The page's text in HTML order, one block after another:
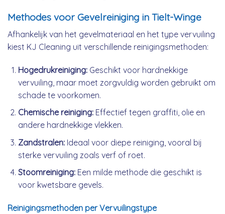
Methodes voor Gevelreiniging in Tielt-Winge
Afhankelijk van het gevelmateriaal en het type vervuiling
kiest KJ Cleaning uit verschillende reinigingsmethoden:
Hogedrukreiniging:Geschikt voor hardnekkige
vervuiling, maar moet zorgvuldig worden gebruikt om
schade te voorkomen.
Chemische reiniging:Effectief tegen graffiti, olie en
andere hardnekkige vlekken.
Zandstralen:Ideaal voor diepe reiniging, vooral bij
sterke vervuiling zoals verf of roet.
Stoomreiniging:Een milde methode die geschikt is
voor kwetsbare gevels.
Reinigingsmethoden per Vervuilingstype